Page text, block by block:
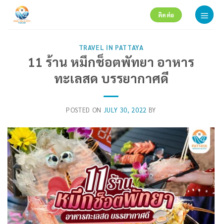
ติดต่อ
TRAVEL IN PATTAYA
11 ร้าน หมึกช็อตพัทยา อาหาร
ทะเลสด บรรยากาศดี
POSTED ON JULY 30, 2022 BY